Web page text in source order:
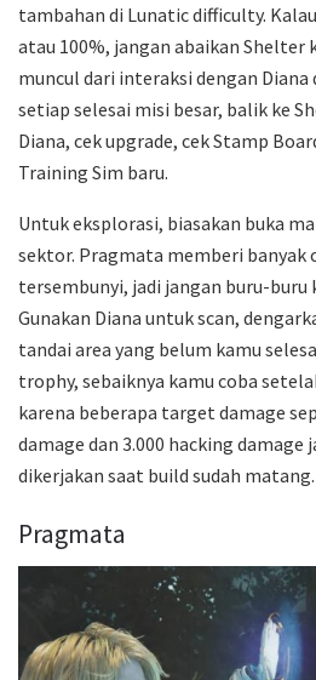
tambahan di Lunatic difficulty.
atau 100%, jangan abaikan Shelter
muncul dari interaksi dengan Diana
setiap selesai misi besar, balik ke
Diana, cek upgrade, cek Stamp
Training Sim baru.
Untuk eksplorasi, biasakan buka
sektor. Pragmata memberi banyak
tersembunyi, jadi jangan buru-buru
Gunakan Diana untuk scan,
tandai area yang belum kamu
trophy, sebaiknya kamu coba
karena beberapa target damage
damage dan 3.000 hacking damage
dikerjakan saat build sudah matang.
Pragmata